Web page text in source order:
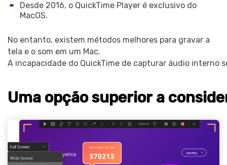
Desde 2016, o QuickTime Player é exclusivo do
MacOS.
No entanto, existem métodos melhores para gravar a
tela e o som em um Mac.
A incapacidade do QuickTime de capturar áudio interno
Uma opção superior a